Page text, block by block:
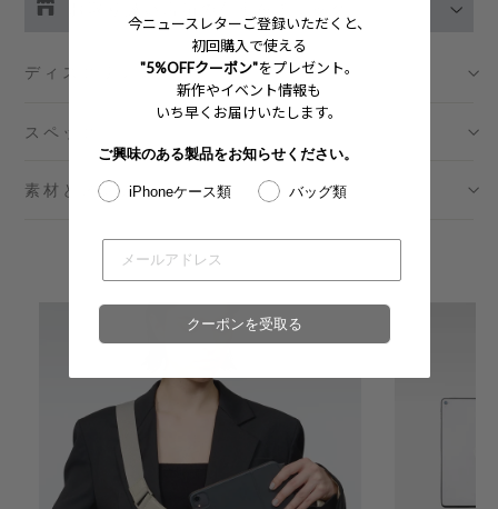
伊勢丹新宿 メンズ館- 在庫 -O
渋谷スクランブルスクエア店- 在庫 -X
日本橋コレド室町テラス店 - 在庫 -
大阪梅田グランフロント店- 在庫 -O
福岡店- 在庫 - X
※在庫は前日までの情報です。
※売り切れやお取り置き等で在庫がない場合がございます。
※最新の在庫状況は店舗へ直接お電話下さいませ。
ディスクリプション
スペック
素材とメンテナンス
今ニュースレターご登録いただくと、
初回購入で使える
"5%OFFクーポン"をプレゼント。
新作やイベント情報も
いち早くお届けいたします。
ご興味のある製品をお知らせください。
iPhoneケース類 バッグ類
クーポンを受取る